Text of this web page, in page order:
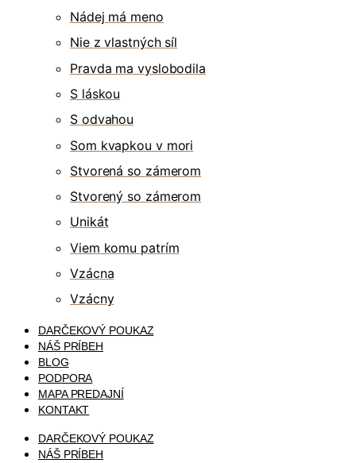
Nádej má meno
Nie z vlastných síl
Pravda ma vyslobodila
S láskou
S odvahou
Som kvapkou v mori
Stvorená so zámerom
Stvorený so zámerom
Unikát
Viem komu patrím
Vzácna
Vzácny
DARČEKOVÝ POUKAZ
NÁŠ PRÍBEH
BLOG
PODPORA
MAPA PREDAJNÍ
KONTAKT
DARČEKOVÝ POUKAZ
NÁŠ PRÍBEH